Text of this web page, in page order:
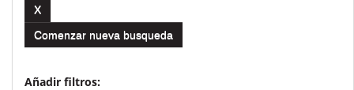
Comenzar nueva busqueda
Añadir filtros: